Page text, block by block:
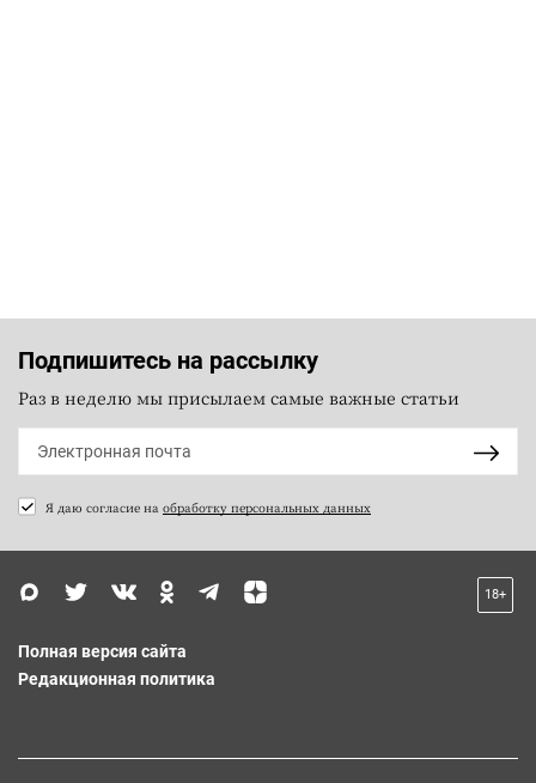
Подпишитесь на рассылку
Раз в неделю мы присылаем самые важные статьи
Я даю согласие на обработку персональных данных
18+
Полная версия сайта
Редакционная политика